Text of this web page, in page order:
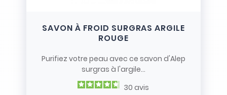
SAVON À FROID SURGRAS ARGILE
ROUGE
Purifiez votre peau avec ce savon d'Alep
surgras à l'argile...
30avis